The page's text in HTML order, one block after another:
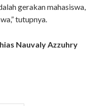
gerakan mahasiswa,
tutupnya.
Nauvaly Azzuhry